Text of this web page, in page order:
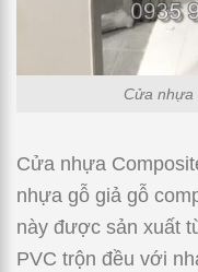
Cửa nhựa
Cửa nhựa
nhựa gỗ giả gỗ
này được sản xuất
PVC trộn đều với